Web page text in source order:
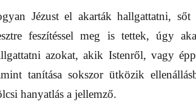
Jézust el akarták hallgattatni,
feszítéssel meg is tettek, úgy
azokat, akik Istenről, vagy
tanítása sokszor ütközik
hanyatlás a jellemző.